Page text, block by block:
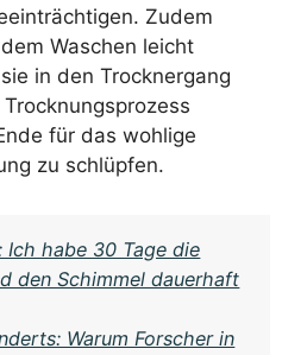
Zudem
Waschen leicht
in den Trocknergang
für das wohlige
zu schlüpfen.
Ich habe 30 Tage die
den Schimmel dauerhaft
Warum Forscher in